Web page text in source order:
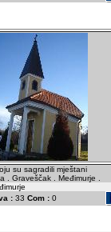
su sagradili mještani
. Graveščak . Međimurje .
:33 Com :0